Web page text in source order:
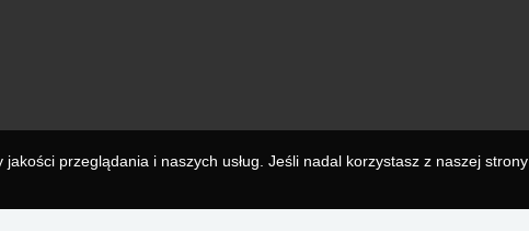
przeglądania i naszych usług. Jeśli nadal korzystasz z naszej strony